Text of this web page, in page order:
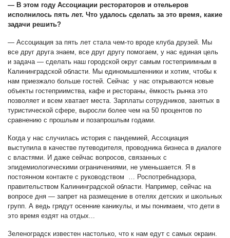
— В этом году Ассоциации рестораторов и отельеров
исполнилось пять лет. Что удалось сделать за это время, какие
задачи решить?
— Ассоциация за пять лет стала чем-то вроде клуба друзей. Мы
все друг друга знаем, все друг другу помогаем, у нас единая цель
и задача — сделать наш городской округ самым гостеприимным в
Калининградской области. Мы единомышленники и хотим, чтобы к
нам приезжало больше гостей. Сейчас у нас открываются новые
объекты гостеприимства, кафе и рестораны, ёмкость рынка это
позволяет и всем хватает места. Зарплаты сотрудников, занятых в
туристической сфере, выросли более чем на 50 процентов по
сравнению с прошлым и позапрошлым годами.
Когда у нас случилась история с пандемией, Ассоциация
выступила в качестве путеводителя, проводника бизнеса в диалоге
с властями . И даже сейчас вопросов, связанных с
эпидемиологическими ограничениями, не уменьшается. Я в
постоянном контакте с руководством
Роспотребнадзора,
правительством Калининградской области . Например, сейчас на
вопросе дня — запрет на размещение в отелях детских и школьных
групп. А ведь грядут осенние каникулы, и мы понимаем, что дети в
это время ездят на отдых...
Зеленоградск известен настолько, что к нам едут с самых окраин.